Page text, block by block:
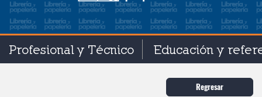
Profesional y Técnico Educación y
Regresar